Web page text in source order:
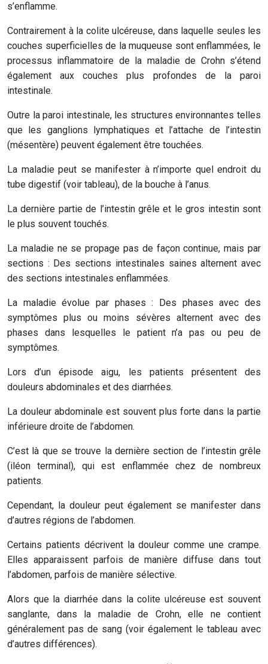
s’enflamme.
Contrairement à la colite ulcéreuse, dans laquelle seules les
couches superficielles de la muqueuse sont enflammées, le
processus inflammatoire de la maladie de Crohn s’étend
également aux couches plus profondes de la paroi
intestinale.
Outre la paroi intestinale, les structures environnantes telles
que les ganglions lymphatiques et l’attache de l’intestin
(mésentère) peuvent également être touchées.
La maladie peut se manifester à n’importe quel endroit du
tube digestif (voir tableau), de la bouche à l’anus.
La dernière partie de l’intestin grêle et le gros intestin sont
le plus souvent touchés.
La maladie ne se propage pas de façon continue, mais par
sections : Des sections intestinales saines alternent avec
des sections intestinales enflammées.
La maladie évolue par phases : Des phases avec des
symptômes plus ou moins sévères alternent avec des
phases dans lesquelles le patient n’a pas ou peu de
symptômes.
Lors d’un épisode aigu, les patients présentent des
douleurs abdominales et des diarrhées.
La douleur abdominale est souvent plus forte dans la partie
inférieure droite de l’abdomen.
C’est là que se trouve la dernière section de l’intestin grêle
(iléon terminal), qui est enflammée chez de nombreux
patients.
Cependant, la douleur peut également se manifester dans
d’autres régions de l’abdomen.
Certains patients décrivent la douleur comme une crampe.
Elles apparaissent parfois de manière diffuse dans tout
l’abdomen, parfois de manière sélective.
Alors que la diarrhée dans la colite ulcéreuse est souvent
sanglante, dans la maladie de Crohn, elle ne contient
généralement pas de sang (voir également le tableau avec
d’autres différences).